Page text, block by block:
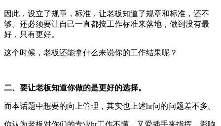
因此，设立了规章，标准，让老板知道了规章和标准，还不
够。还必须要让自己一直都按工作标准来落地，做到没有最
好，只有更好。
这个时候，老板还能拿什么来说你的工作结果呢？
二、要让老板知道你做的是更好的选择。
而本话题中想要的向上管理，其实也上述hr问的问题差不多。
你认为老板对你们的专业hr工作不懂，又爱插手来指挥，影响